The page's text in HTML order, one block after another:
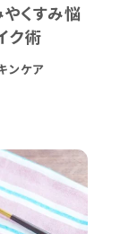
くすみ悩
ク術
ンケア